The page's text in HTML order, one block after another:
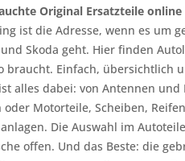
Original Ersatzteile
ist die Adresse, wenn es um
Skoda geht. Hier finden
braucht. Einfach, übersichtlich
alles dabei: von Antennen
Motorteile, Scheiben,
Die Auswahl im
offen. Und das Beste: die